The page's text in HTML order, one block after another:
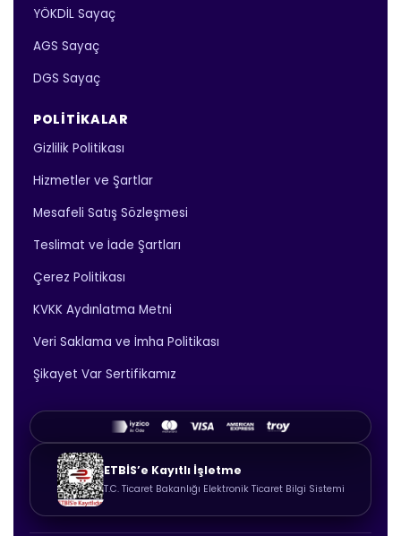
YÖKDİL Sayaç
AGS Sayaç
DGS Sayaç
POLITIKALAR
Gizlilik Politikası
Hizmetler ve Şartlar
Mesafeli Satış Sözleşmesi
Teslimat ve İade Şartları
Çerez Politikası
KVKK Aydınlatma Metni
Veri Saklama ve İmha Politikası
Şikayet Var Sertifikamız
ETBİS’e Kayıtlı İşletme
T.C. Ticaret Bakanlığı Elektronik Ticaret Bilgi Sistemi